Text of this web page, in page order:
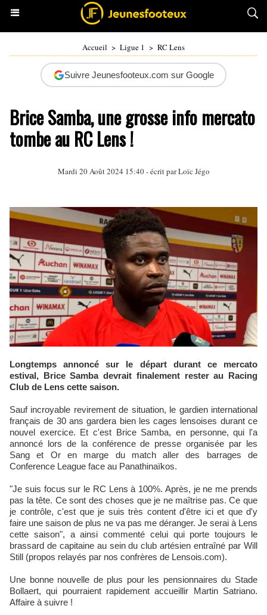
Accueil > Ligue 1 > RC Lens
Suivre Jeunesfooteux.com sur Google
Brice Samba, une grosse info mercato
tombe au RC Lens !
Mardi 20 Août 2024 15:40 - écrit parLoïc Jégo
Longtemps annoncé sur le départ durant ce mercato
estival, Brice Samba devrait finalement rester au Racing
Club de Lens cette saison.
Sauf incroyable revirement de situation, le gardien international
français de 30 ans gardera bien les cages lensoises durant ce
nouvel exercice. Et c'est Brice Samba, en personne, qui l'a
annoncé lors de la conférence de presse organisée par les
Sang et Or en marge du match aller des barrages de
Conference League face au Panathinaïkos.
"Je suis focus sur le RC Lens à 100%. Après, je ne me prends
pas la tête. Ce sont des choses que je ne maîtrise pas. Ce que
je contrôle, c'est que je suis très content d'être ici et que d'y
faire une saison de plus ne va pas me déranger. Je serai à Lens
cette saison", a ainsi commenté celui qui porte toujours le
brassard de capitaine au sein du club artésien entraîné par Will
Still (propos relayés par nos confrères de Lensois.com).
Une bonne nouvelle de plus pour les pensionnaires du Stade
Bollaert, qui pourraient rapidement accueillir Martin Satriano.
Affaire à suivre !